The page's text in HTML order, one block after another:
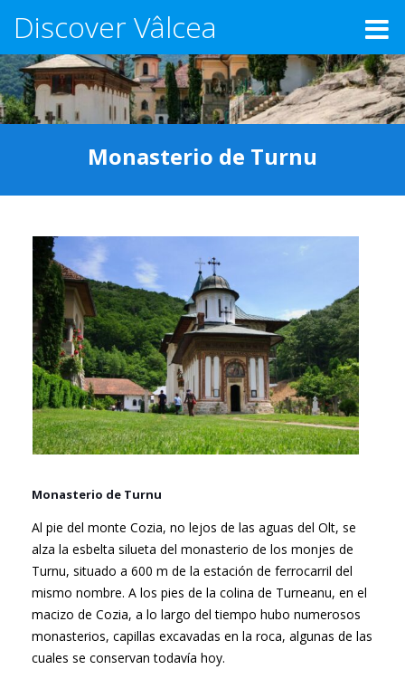
Discover Vâlcea
Monasterio de Turnu
Monasterio de Turnu
Al pie del monte Cozia, no lejos de las aguas del Olt, se
alza la esbelta silueta del monasterio de los monjes de
Turnu, situado a 600 m de la estación de ferrocarril del
mismo nombre. A los pies de la colina de Turneanu, en el
macizo de Cozia, a lo largo del tiempo hubo numerosos
monasterios, capillas excavadas en la roca, algunas de las
cuales se conservan todavía hoy.